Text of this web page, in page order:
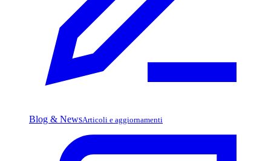
Blog & NewsArticoli e aggiornamenti